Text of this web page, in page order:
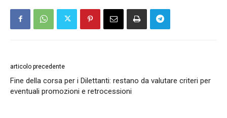
articolo precedente
Fine della corsa per i Dilettanti: restano da valutare criteri per
eventuali promozioni e retrocessioni